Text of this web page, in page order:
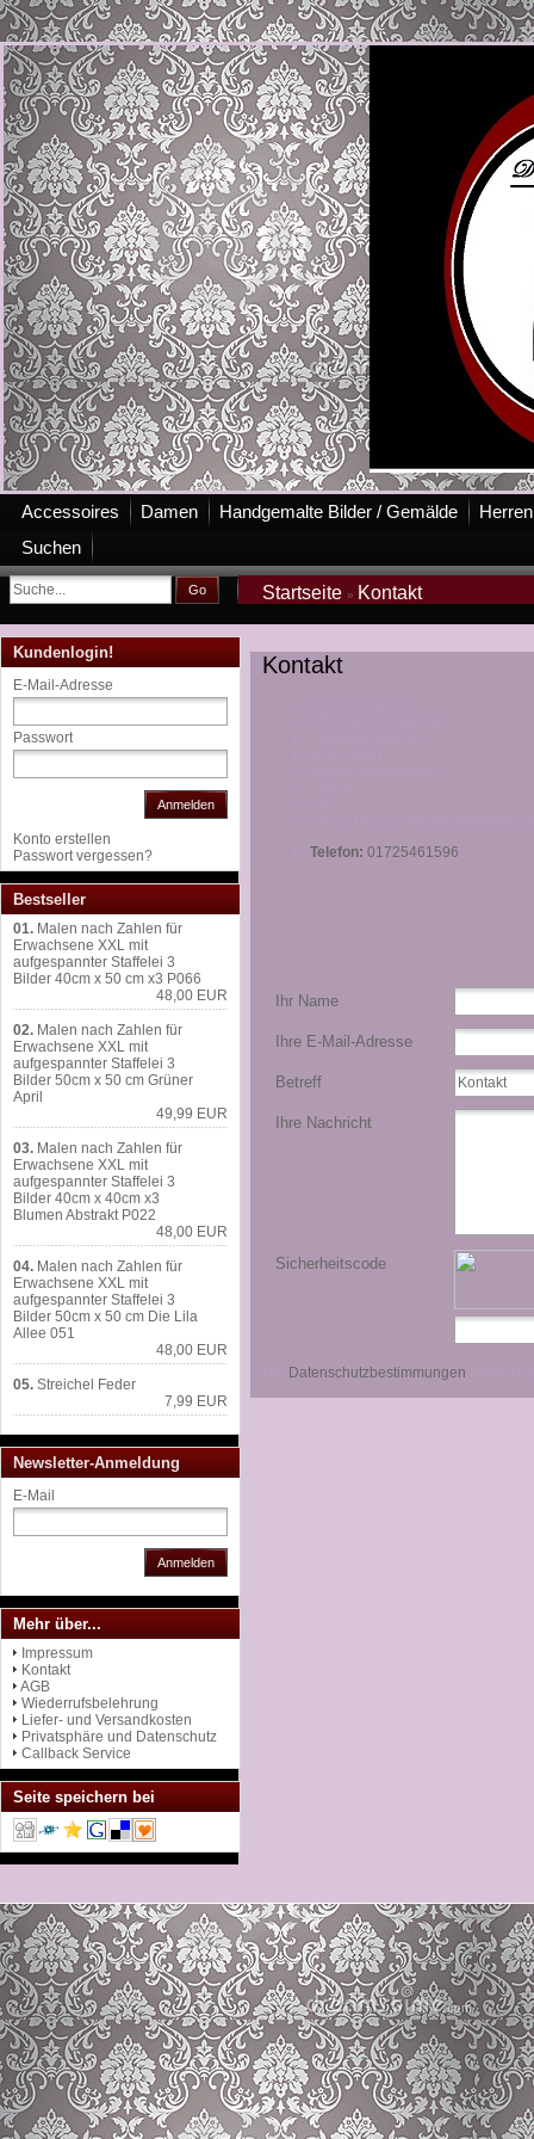
Accessoires Damen Handgemalte Bilder / Gemälde
Herren
Suchen
Go Startseite » Kontakt
Kontakt
Telefon: 01725461596
Ihr Name
Ihre E-Mail-Adresse
Betreff
Ihre Nachricht
Sicherheitscode
Datenschutzbestimmungen
Kundenlogin!
E-Mail-Adresse
Passwort
Anmelden
Konto erstellen
Passwort vergessen?
Bestseller
01. Malen nach Zahlen für
Erwachsene XXL mit
aufgespannter Staffelei 3
Bilder 40cm x 50 cm x3 P066
48,00 EUR
02. Malen nach Zahlen für
Erwachsene XXL mit
aufgespannter Staffelei 3
Bilder 50cm x 50 cm Grüner
April
49,99 EUR
03. Malen nach Zahlen für
Erwachsene XXL mit
aufgespannter Staffelei 3
Bilder 40cm x 40cm x3
Blumen Abstrakt P022
48,00 EUR
04. Malen nach Zahlen für
Erwachsene XXL mit
aufgespannter Staffelei 3
Bilder 50cm x 50 cm Die Lila
Allee 051
48,00 EUR
05. Streichel Feder
7,99 EUR
Newsletter-Anmeldung
E-Mail
Anmelden
Mehr über...
Impressum
Kontakt
AGB
Wiederrufsbelehrung
Liefer- und Versandkosten
Privatsphäre und Datenschutz
Callback Service
Seite speichern bei